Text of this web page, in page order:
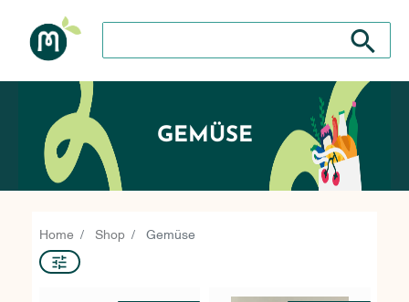
Search
GEMÜSE
Home Shop Gemüse